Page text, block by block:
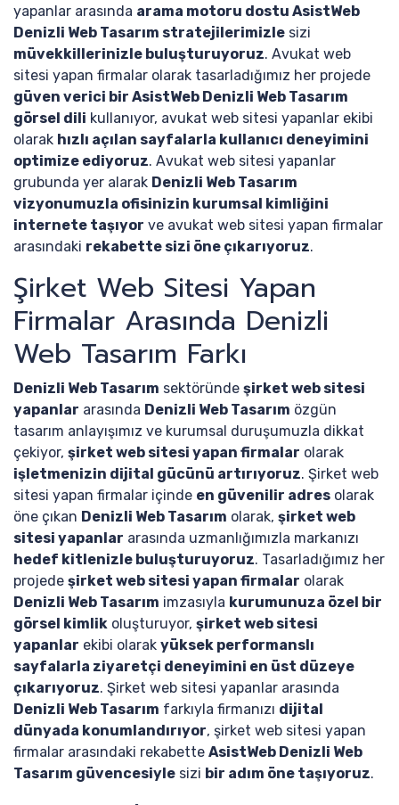
yapanlar arasında arama motoru dostu AsistWeb
Denizli Web Tasarım stratejilerimizle sizi
müvekkillerinizle buluşturuyoruz. Avukat web
sitesi yapan firmalar olarak tasarladığımız her projede
güven verici bir AsistWeb Denizli Web Tasarım
görsel dili kullanıyor, avukat web sitesi yapanlar ekibi
olarak hızlı açılan sayfalarla kullanıcı deneyimini
optimize ediyoruz. Avukat web sitesi yapanlar
grubunda yer alarak Denizli Web Tasarım
vizyonumuzla ofisinizin kurumsal kimliğini
internete taşıyor ve avukat web sitesi yapan firmalar
arasındaki rekabette sizi öne çıkarıyoruz.
Şirket Web Sitesi Yapan
Firmalar Arasında Denizli
Web Tasarım Farkı
Denizli Web Tasarım sektöründe şirket web sitesi
yapanlar arasında Denizli Web Tasarım özgün
tasarım anlayışımız ve kurumsal duruşumuzla dikkat
çekiyor, şirket web sitesi yapan firmalar olarak
işletmenizin dijital gücünü artırıyoruz. Şirket web
sitesi yapan firmalar içinde en güvenilir adres olarak
öne çıkan Denizli Web Tasarım olarak, şirket web
sitesi yapanlar arasında uzmanlığımızla markanızı
hedef kitlenizle buluşturuyoruz. Tasarladığımız her
projede şirket web sitesi yapan firmalar olarak
Denizli Web Tasarım imzasıyla kurumunuza özel bir
görsel kimlik oluşturuyor, şirket web sitesi
yapanlar ekibi olarak yüksek performanslı
sayfalarla ziyaretçi deneyimini en üst düzeye
çıkarıyoruz. Şirket web sitesi yapanlar arasında
Denizli Web Tasarım farkıyla firmanızı dijital
dünyada konumlandırıyor, şirket web sitesi yapan
firmalar arasındaki rekabette AsistWeb Denizli Web
Tasarım güvencesiyle sizi bir adım öne taşıyoruz.